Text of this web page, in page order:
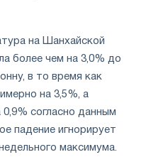
на Шанхайской
более чем на 3,0% до
в то время как
на 3,5%, а
согласно данным
падение игнорирует
максимума.